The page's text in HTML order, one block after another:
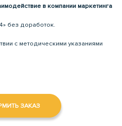
в компании маркетинга
без доработок.
с методическими указаниями
ЗАКАЗ